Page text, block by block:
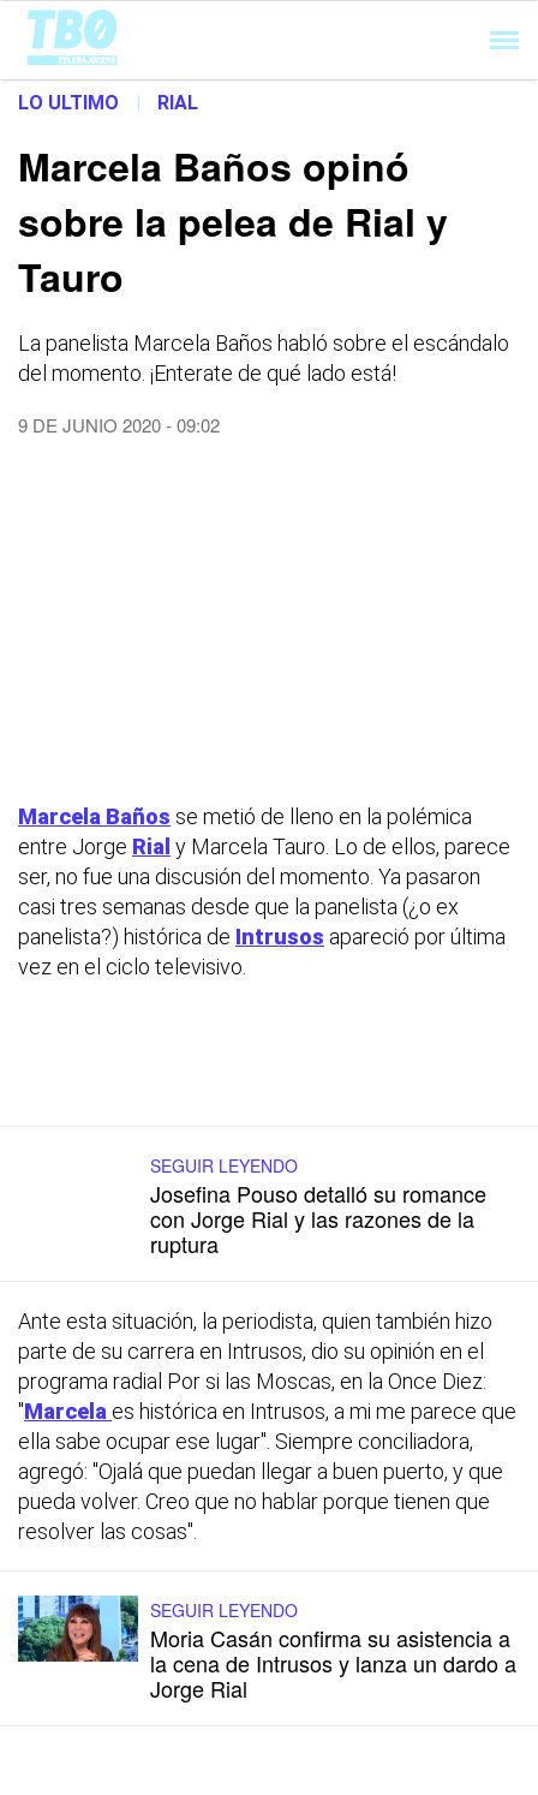
Cargando...
LO ULTIMO | RIAL
Marcela Baños opinó
sobre la pelea de Rial y
Tauro
La panelista Marcela Baños habló sobre el escándalo
del momento. ¡Enterate de qué lado está!
9 DE JUNIO 2020 - 09:02
Marcela Baños se metió de lleno en la polémica
entre Jorge Rial y Marcela Tauro. Lo de ellos, parece
ser, no fue una discusión del momento. Ya pasaron
casi tres semanas desde que la panelista (¿o ex
panelista?) histórica de Intrusos apareció por última
vez en el ciclo televisivo.
SEGUIR LEYENDO
Josefina Pouso detalló su romance
con Jorge Rial y las razones de la
ruptura
Ante esta situación, la periodista, quien también hizo
parte de su carrera en Intrusos, dio su opinión en el
programa radial Por si las Moscas, en la Once Diez:
"Marcela es histórica en Intrusos, a mi me parece que
ella sabe ocupar ese lugar". Siempre conciliadora,
agregó: "Ojalá que puedan llegar a buen puerto, y que
pueda volver. Creo que no hablar porque tienen que
resolver las cosas".
SEGUIR LEYENDO
Moria Casán confirma su asistencia a
la cena de Intrusos y lanza un dardo a
Jorge Rial